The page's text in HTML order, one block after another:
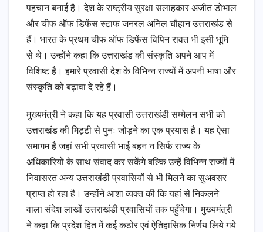
पहचान बनाई है। देश के राष्ट्रीय सुरक्षा सलाहकार अजीत डोभाल
और चीफ ऑफ डिफेंस स्टाफ जनरल अनिल चौहान उत्तराखंड से
हैं। भारत के प्रथम चीफ ऑफ डिफेंस विपिन रावत भी इसी भूमि
से थे। उन्होंने कहा कि उत्तराखंड की संस्कृति अपने आप में
विशिष्ट है। हमारे प्रवासी देश के विभिन्न राज्यों में अपनी भाषा और
संस्कृति को बढ़ावा दे रहे हैं।
मुख्यमंत्री ने कहा कि यह प्रवासी उत्तराखंडी सम्मेलन सभी को
उत्तराखंड की मिट्टी से पुनः जोड़ने का एक प्रयास है। यह ऐसा
समागम है जहां सभी प्रवासी भाई बहन न सिर्फ राज्य के
अधिकारियों के साथ संवाद कर सकेंगे बल्कि उन्हें विभिन्न राज्यों में
निवासरत अन्य उत्तराखंडी प्रवासियों से भी मिलने का सुअवसर
प्राप्त हो रहा है। उन्होंने आशा व्यक्त की कि यहां से निकलने
वाला संदेश लाखों उत्तराखंडी प्रवासियों तक पहुँचेगा। मुख्यमंत्री
ने कहा कि प्रदेश हित में कई कठोर एवं ऐतिहासिक निर्णय लिये गये